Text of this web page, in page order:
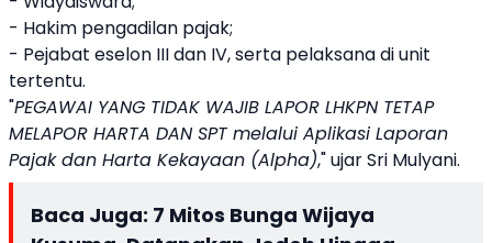
- Hakim pengadilan pajak;
- Pejabat eselon III dan IV, serta pelaksana di unit
tertentu.
"PEGAWAI YANG TIDAK WAJIB LAPOR LHKPN TETAP
MELAPOR HARTA DAN SPT melalui Aplikasi Laporan
Pajak dan Harta Kekayaan (Alpha)," ujar Sri Mulyani.
Baca Juga: 7 Mitos Bunga Wijaya